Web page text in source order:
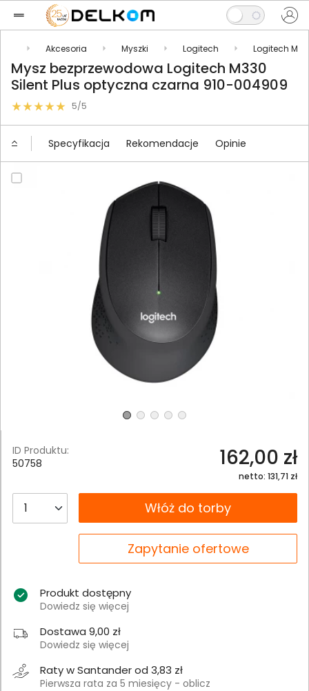
Akcesoria Myszki Logitech Logitech M
Mysz bezprzewodowa Logitech M330
Silent Plus optyczna czarna 910-004909
5/5
Specyfikacja Rekomendacje Opinie
ID Produktu:
50758
162,00 zł
netto: 131,71 zł
__B2C.PRODUCT.QUANTITYWłóż do torby
Zapytanie ofertowe
Produkt dostępny
Dowiedz się więcej
Dostawa 9,00 zł
Dowiedz się więcej
Raty w Santander od 3,83 zł
Pierwsza rata za 5 miesięcy - oblicz